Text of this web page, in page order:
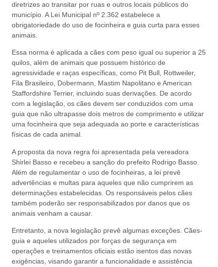
diretrizes ao transitar por ruas e outros locais públicos do
município. A Lei Municipal nº 2.362 estabelece a
obrigatoriedade do uso de focinheira e guia curta para esses
animais.
Essa norma é aplicada a cães com peso igual ou superior a 25
quilos, além de animais que possuem histórico de
agressividade e raças específicas, como Pit Bull, Rottweiler,
Fila Brasileiro, Dobermann, Mastim Napolitano e American
Staffordshire Terrier, incluindo suas derivações. De acordo
com a legislação, os cães devem ser conduzidos com uma
guia que não ultrapasse dois metros de comprimento e utilizar
uma focinheira que seja adequada ao porte e características
físicas de cada animal.
A proposta da nova regra foi apresentada pela vereadora
Shirlei Basso e recebeu a sanção do prefeito Rodrigo Basso.
Além de regulamentar o uso de focinheiras, a lei prevê
advertências e multas para aqueles que não cumprirem as
determinações estabelecidas. Os responsáveis pelos cães
também poderão ser responsabilizados por danos que os
animais venham a causar.
Entretanto, a nova legislação prevê algumas exceções. Cães-
guia e aqueles utilizados por forças de segurança em
operações e treinamentos oficiais estão isentos das novas
exigências, visando garantir a funcionalidade e assistência